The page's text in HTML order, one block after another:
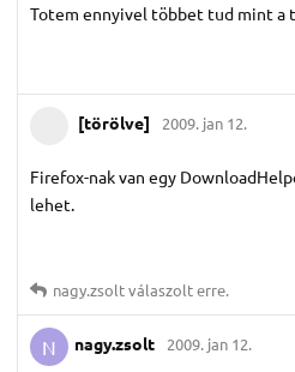
Totem ennyivel többet tud mint a
[törölve] 2009. jan 12.
Firefox-nak van egy
lehet.
nagy.​zsoltválaszolt erre.
N nagy.​zsolt 2009. jan 12.